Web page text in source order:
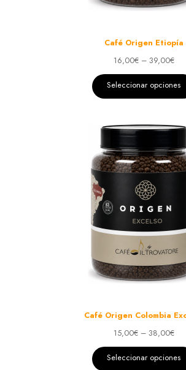
Café Origen Etiopía
16,00€– 39,00€
Seleccionar opciones
Café Origen Colombia
15,00€– 38,00€
Seleccionar opciones